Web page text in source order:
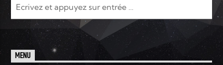
MENU